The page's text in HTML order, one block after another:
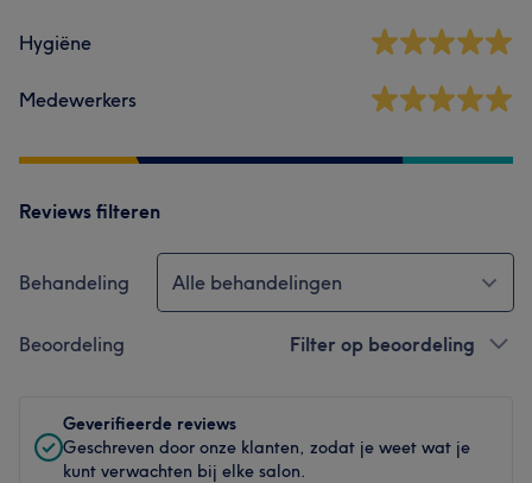
Hygiëne
Medewerkers
Reviews filteren
Behandeling Alle behandelingen
Beoordeling Filter op beoordeling
Geverifieerde reviews
Geschreven door onze klanten, zodat je weet wat je
kunt verwachten bij elke salon.